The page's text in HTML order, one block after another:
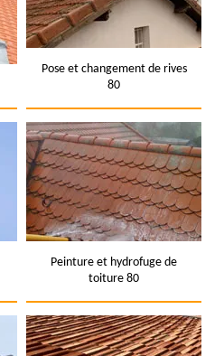
Pose et changement de rives
80
Peinture et hydrofuge de
toiture 80